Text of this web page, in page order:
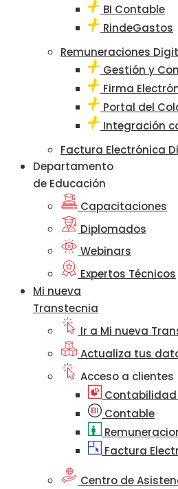
BI Contable
RindeGastos
Remuneraciones
Gestión y
Firma
Portal del
Integración
Factura Electrónica
Departamento
de Educación
Capacitaciones
Diplomados
Webinars
Expertos Técnicos
Mi nueva
Transtecnia
Ir a Mi nueva
Actualiza tus
Acceso a clientes
Contable
Factura
Centro de